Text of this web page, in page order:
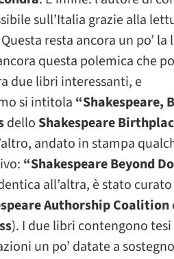
sull’Italia grazie alla
resta ancora un po’ la
questa polemica che
due libri interessanti, e
si intitola “Shakespeare,
dello Shakespeare
andato in stampa
“Shakespeare Beyond
all’altra, è stato
Authorship Coalition
). I due libri contengono tesi
un po’ datate a